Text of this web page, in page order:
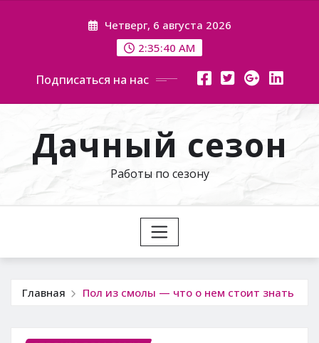
Четверг, 6 августа 2026
2:35:41 AM
Подписаться на нас
Дачный сезон
Работы по сезону
Главная Пол из смолы — что о нем стоит знать